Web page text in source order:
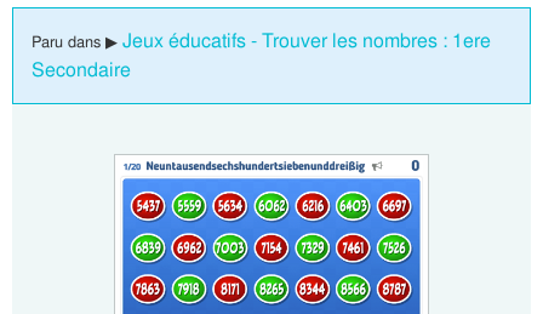
Paru dans ▶ Jeux éducatifs - Trouver les nombres : 1ere
Secondaire